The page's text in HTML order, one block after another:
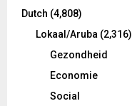
Dutch (4,808)
Lokaal/Aruba (2,316)
Gezondheid
Economie
Social